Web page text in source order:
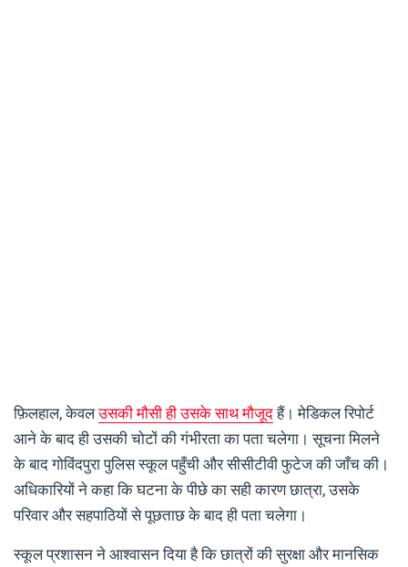
फ़िलहाल, केवलउसकी मौसी ही उसके साथ मौजूदहैं। मेडिकल रिपोर्ट
आने के बाद ही उसकी चोटों की गंभीरता का पता चलेगा। सूचना मिलने
के बाद गोविंदपुरा पुलिस स्कूल पहुँची और सीसीटीवी फुटेज की जाँच की।
अधिकारियों ने कहा कि घटना के पीछे का सही कारण छात्रा, उसके
परिवार और सहपाठियों से पूछताछ के बाद ही पता चलेगा।
स्कूल प्रशासन ने आश्वासन दिया है कि छात्रों की सुरक्षा और मानसिक